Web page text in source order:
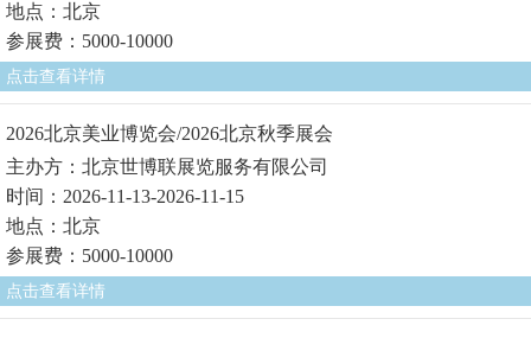
地点：北京
参展费：5000-10000
点击查看详情
2026北京美业博览会/2026北京秋季展会
主办方：北京世博联展览服务有限公司
时间：2026-11-13-2026-11-15
地点：北京
参展费：5000-10000
点击查看详情